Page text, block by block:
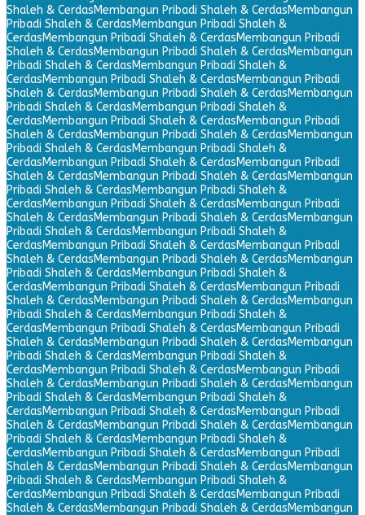
Shaleh & CerdasMembangun Pribadi Shaleh & CerdasMembangun
Pribadi Shaleh & CerdasMembangun Pribadi Shaleh &
CerdasMembangun Pribadi Shaleh & CerdasMembangun Pribadi
Shaleh & CerdasMembangun Pribadi Shaleh & CerdasMembangun
Pribadi Shaleh & CerdasMembangun Pribadi Shaleh &
CerdasMembangun Pribadi Shaleh & CerdasMembangun Pribadi
Shaleh & CerdasMembangun Pribadi Shaleh & CerdasMembangun
Pribadi Shaleh & CerdasMembangun Pribadi Shaleh &
CerdasMembangun Pribadi Shaleh & CerdasMembangun Pribadi
Shaleh & CerdasMembangun Pribadi Shaleh & CerdasMembangun
Pribadi Shaleh & CerdasMembangun Pribadi Shaleh &
CerdasMembangun Pribadi Shaleh & CerdasMembangun Pribadi
Shaleh & CerdasMembangun Pribadi Shaleh & CerdasMembangun
Pribadi Shaleh & CerdasMembangun Pribadi Shaleh &
CerdasMembangun Pribadi Shaleh & CerdasMembangun Pribadi
Shaleh & CerdasMembangun Pribadi Shaleh & CerdasMembangun
Pribadi Shaleh & CerdasMembangun Pribadi Shaleh &
CerdasMembangun Pribadi Shaleh & CerdasMembangun Pribadi
Shaleh & CerdasMembangun Pribadi Shaleh & CerdasMembangun
Pribadi Shaleh & CerdasMembangun Pribadi Shaleh &
CerdasMembangun Pribadi Shaleh & CerdasMembangun Pribadi
Shaleh & CerdasMembangun Pribadi Shaleh & CerdasMembangun
Pribadi Shaleh & CerdasMembangun Pribadi Shaleh &
CerdasMembangun Pribadi Shaleh & CerdasMembangun Pribadi
Shaleh & CerdasMembangun Pribadi Shaleh & CerdasMembangun
Pribadi Shaleh & CerdasMembangun Pribadi Shaleh &
CerdasMembangun Pribadi Shaleh & CerdasMembangun Pribadi
Shaleh & CerdasMembangun Pribadi Shaleh & CerdasMembangun
Pribadi Shaleh & CerdasMembangun Pribadi Shaleh &
CerdasMembangun Pribadi Shaleh & CerdasMembangun Pribadi
Shaleh & CerdasMembangun Pribadi Shaleh & CerdasMembangun
Pribadi Shaleh & CerdasMembangun Pribadi Shaleh &
CerdasMembangun Pribadi Shaleh & CerdasMembangun Pribadi
Shaleh & CerdasMembangun Pribadi Shaleh & CerdasMembangun
Pribadi Shaleh & CerdasMembangun Pribadi Shaleh &
CerdasMembangun Pribadi Shaleh & CerdasMembangun Pribadi
Shaleh & CerdasMembangun Pribadi Shaleh & CerdasMembangun